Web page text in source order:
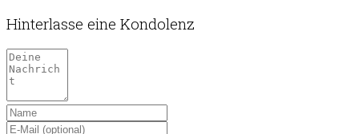
Hinterlasse eine Kondolenz